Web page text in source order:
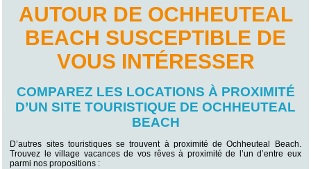
AUTOUR DE OCHHEUTEAL
BEACH SUSCEPTIBLE DE
VOUS INTÉRESSER
COMPAREZ LES LOCATIONS À PROXIMITÉ
D’UN SITE TOURISTIQUE DE OCHHEUTEAL
BEACH
D’autres sites touristiques se trouvent à proximité de Ochheuteal Beach.
Trouvez le village vacances de vos rêves à proximité de l’un d’entre eux
parmi nos propositions :